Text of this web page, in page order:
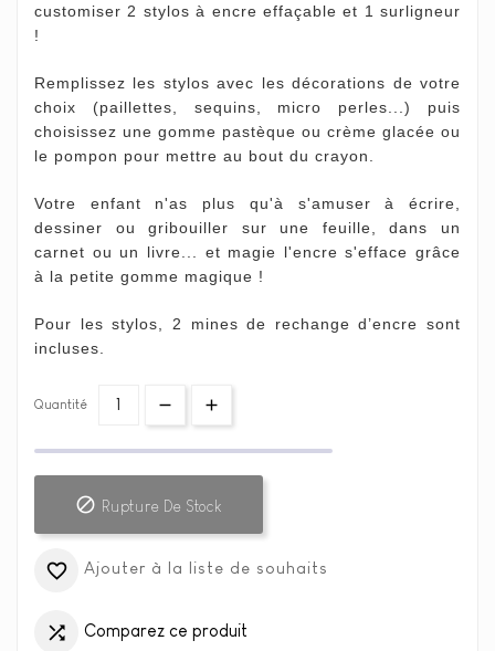
customiser 2 stylos à encre effaçable et 1 surligneur
!
Remplissez les stylos avec les décorations de votre
choix (paillettes, sequins, micro perles...) puis
choisissez une gomme pastèque ou crème glacée ou
le pompon pour mettre au bout du crayon.
Votre enfant n'as plus qu'à s'amuser à écrire,
dessiner ou gribouiller sur une feuille, dans un
carnet ou un livre... et magie l'encre s'efface grâce
à la petite gomme magique !
Pour les stylos, 2 mines de rechange d’encre sont
incluses.
Quantité
 Rupture De Stock
 Ajouter à la liste de souhaits
 Comparez ce produit